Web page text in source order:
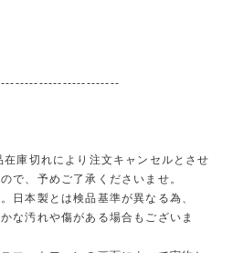
在庫切れにより注文キャンセルとさせ
で、予めご了承くださいませ。
日本製とは検品基準が異なる為、
な汚れや傷がある場合もございま